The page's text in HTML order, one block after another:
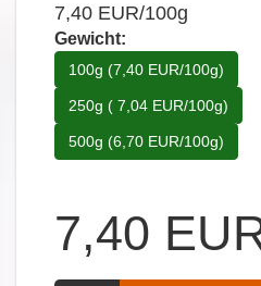
7,40 EUR/100g
Gewicht:
100g (7,40 EUR/100g)
250g ( 7,04 EUR/100g)
500g (6,70 EUR/100g)
7,40